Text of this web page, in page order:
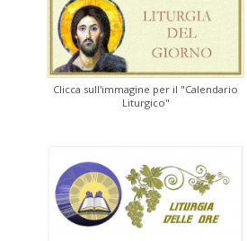
Clicca sull'immagine per il "Calendario
Liturgico"